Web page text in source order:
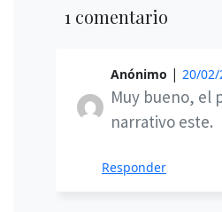
1 comentario
Anónimo | 20/02/
Muy bueno, el
narrativo este.
Responder